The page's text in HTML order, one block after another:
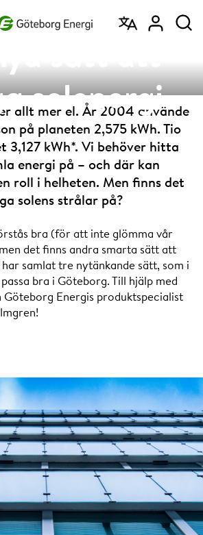
solenergi
allt mer el. År 2004 använde
på planeten 2,575 kWh. Tio
3,127 kWh*. Vi behöver hitta
energi på – och där kan
roll i helheten. Men finns det
solens strålar på?
bra (för att inte glömma vår
det finns andra smarta sätt att
samlat tre nytänkande sätt, som i
bra i Göteborg. Till hjälp med
Energis produktspecialist